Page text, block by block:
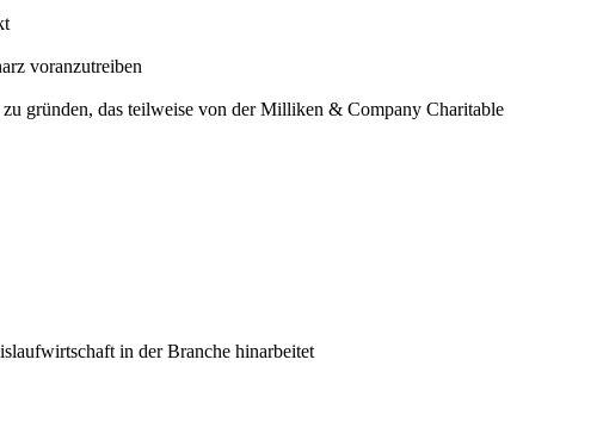
voranzutreiben
gründen, das teilweise von der Milliken & Company Charitable
in der Branche hinarbeitet